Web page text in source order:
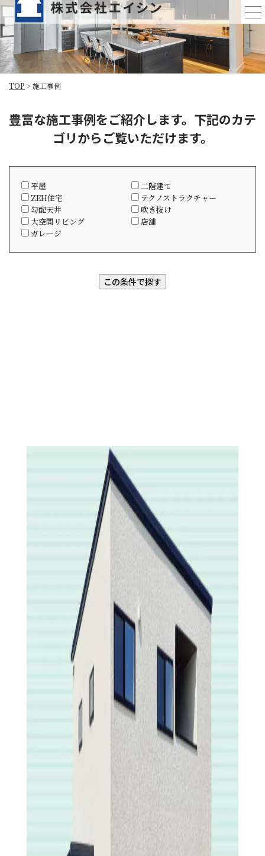
施工事例
TOP > 施工事例
豊富な施工事例をご紹介します。下記のカテ
ゴリからご覧いただけます。
平屋
⼆階建て
ZEH住宅
テクノストラクチャー
勾配天井
吹き抜け
大空間リビング
店舗
ガレージ